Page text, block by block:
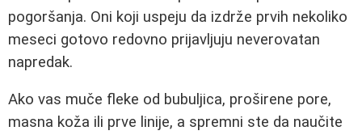
pogoršanja. Oni koji uspeju da izdrže prvih nekoliko
meseci gotovo redovno prijavljuju neverovatan
napredak.
Ako vas muče fleke od bubuljica, proširene pore,
masna koža ili prve linije, a spremni ste da naučite